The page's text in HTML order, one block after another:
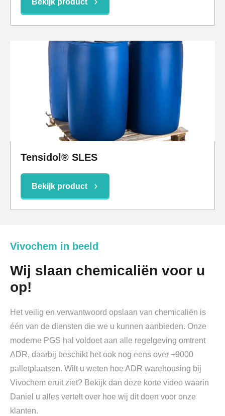
Bekijk product
Tensidol® SLES
Bekijk product
Vivochem in beeld
Wij slaan chemicaliën voor u
op!
Het veilig en verwantwoord opslaan van chemicaliën is
één van de diensten die we u kunnen aanbieden. Onze
moderne PGS hal voldoet aan alle regelgeving omtrent
ADR, daarbij beschikt het ook nog eens over +9000
palletplaatsen. Wilt u weten hoe ADR warehousing bij
Vivochem eruit ziet? Bekijk dan deze korte video waarin
Daniel u alles vertelt over hoe wij dit doen voor onze
klanten.